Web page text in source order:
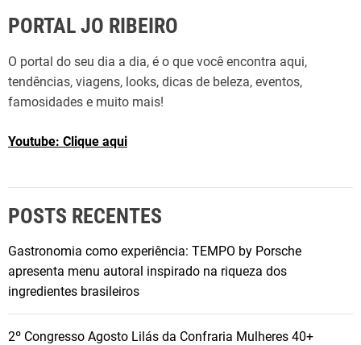
PORTAL JO RIBEIRO
O portal do seu dia a dia, é o que você encontra aqui,
tendências, viagens, looks, dicas de beleza, eventos,
famosidades e muito mais!
Youtube: Clique aqui
POSTS RECENTES
Gastronomia como experiência: TEMPO by Porsche
apresenta menu autoral inspirado na riqueza dos
ingredientes brasileiros
2º Congresso Agosto Lilás da Confraria Mulheres 40+